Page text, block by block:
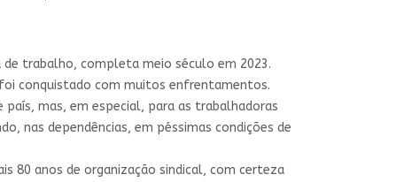
trabalho, completa meio século em 2023.
conquistado com muitos enfrentamentos.
mas, em especial, para as trabalhadoras
nas dependências, em péssimas condições de
80 anos de organização sindical, com certeza